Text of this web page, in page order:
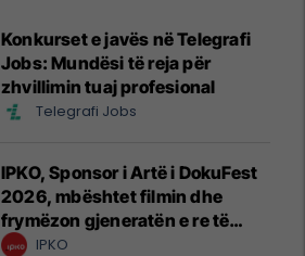
Konkurset e javës në Telegrafi
Jobs: Mundësi të reja për
zhvillimin tuaj profesional
Telegrafi Jobs
IPKO, Sponsor i Artë i DokuFest
2026, mbështet filmin dhe
frymëzon gjeneratën e re të
krijuesve
IPKO